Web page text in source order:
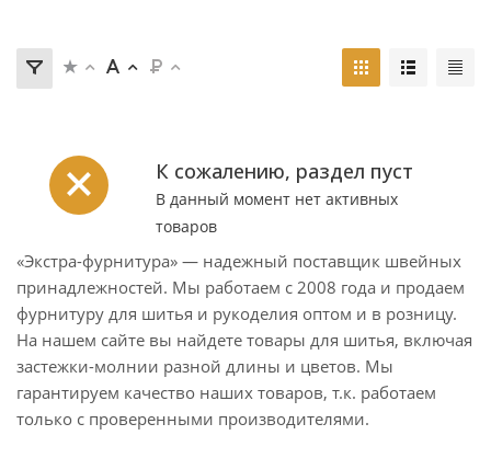
К сожалению, раздел пуст
В данный момент нет активных
товаров
«Экстра-фурнитура» — надежный поставщик швейных
принадлежностей. Мы работаем с 2008 года и продаем
фурнитуру для шитья и рукоделия оптом и в розницу.
На нашем сайте вы найдете товары для шитья, включая
застежки-молнии разной длины и цветов. Мы
гарантируем качество наших товаров, т.к. работаем
только с проверенными производителями.